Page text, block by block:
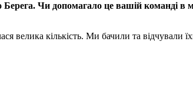
Чи допомагало це вашій команді в
велика кількість. Ми бачили та відчували